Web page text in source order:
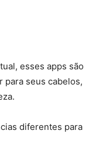
esses apps são
para seus cabelos,
diferentes para